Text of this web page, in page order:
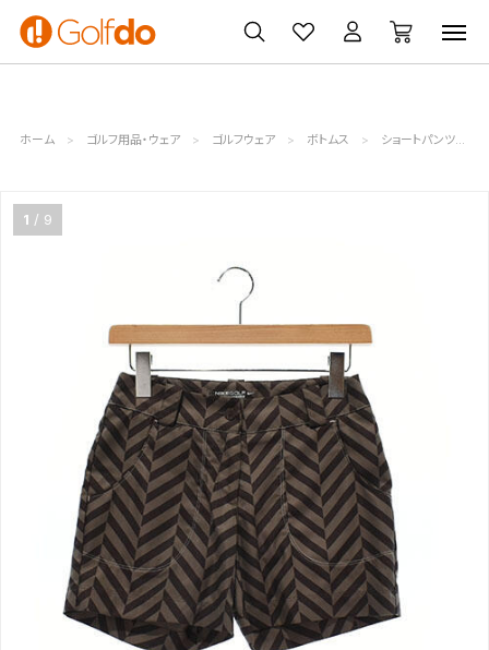
ゴルフ
クラブ
ゴルフ用品
買取
無料査定
クーポン
一覧
ホーム ゴルフ用品・ウェア ゴルフウェア ボトムス ショートパンツ
1 9